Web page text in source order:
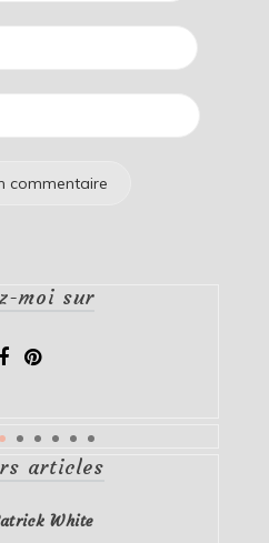
moi sur
articles
White